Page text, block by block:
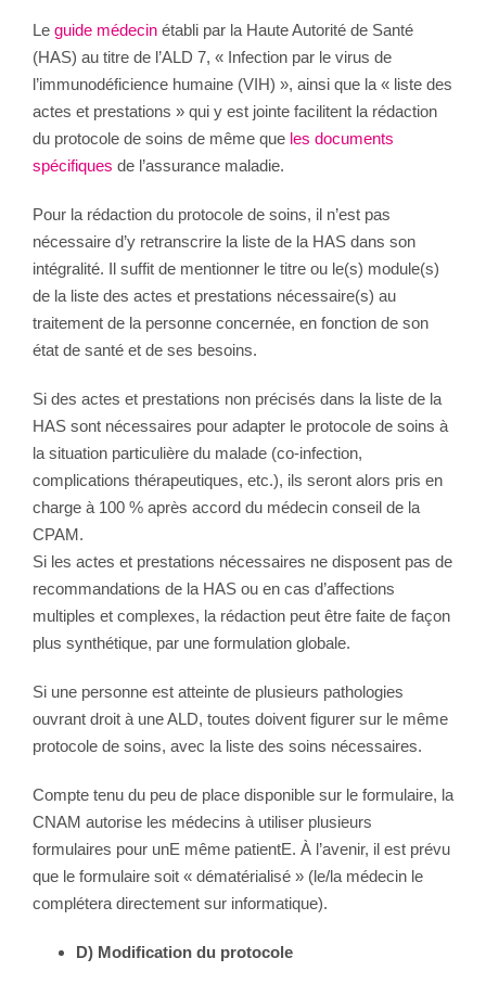
Le guide médecin établi par la Haute Autorité de Santé
(HAS) au titre de l’ALD 7, « Infection par le virus de
l’immunodéficience humaine (VIH) », ainsi que la « liste des
actes et prestations » qui y est jointe facilitent la rédaction
du protocole de soins de même que les documents
spécifiques de l’assurance maladie.
Pour la rédaction du protocole de soins, il n’est pas
nécessaire d’y retranscrire la liste de la HAS dans son
intégralité. Il suffit de mentionner le titre ou le(s) module(s)
de la liste des actes et prestations nécessaire(s) au
traitement de la personne concernée, en fonction de son
état de santé et de ses besoins.
Si des actes et prestations non précisés dans la liste de la
HAS sont nécessaires pour adapter le protocole de soins à
la situation particulière du malade (co-infection,
complications thérapeutiques, etc.), ils seront alors pris en
charge à 100 % après accord du médecin conseil de la
CPAM.
Si les actes et prestations nécessaires ne disposent pas de
recommandations de la HAS ou en cas d’affections
multiples et complexes, la rédaction peut être faite de façon
plus synthétique, par une formulation globale.
Si une personne est atteinte de plusieurs pathologies
ouvrant droit à une ALD, toutes doivent figurer sur le même
protocole de soins, avec la liste des soins nécessaires.
Compte tenu du peu de place disponible sur le formulaire, la
CNAM autorise les médecins à utiliser plusieurs
formulaires pour unE même patientE. À l’avenir, il est prévu
que le formulaire soit « dématérialisé » (le/la médecin le
complétera directement sur informatique).
D) Modification du protocole